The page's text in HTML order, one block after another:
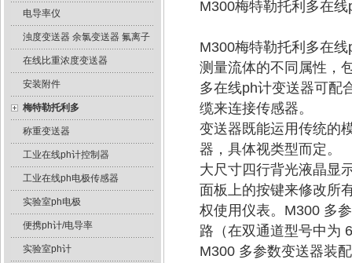
电导率仪
浊度变送器 余氯变送器 氟离子
在线比重浓度变送器
安装附件
梅特勒托利多
称重变送器
工业在线ph计控制器
工业在线ph电极传感器
实验室ph电极
便携ph计/电导率
实验室ph计
M300梅特勒托利多在
M300梅特勒托利多在
测量流体的不同属性，
多在线ph计变送器可配
缆来连接传感器。
变送器既能运用传统的
器，具体视类型而定。
大尺寸四行背光液晶显
面板上的按键来修改所
权使用仪表。M300 多
路（在双通道型号中为
M300 多参数变送器装